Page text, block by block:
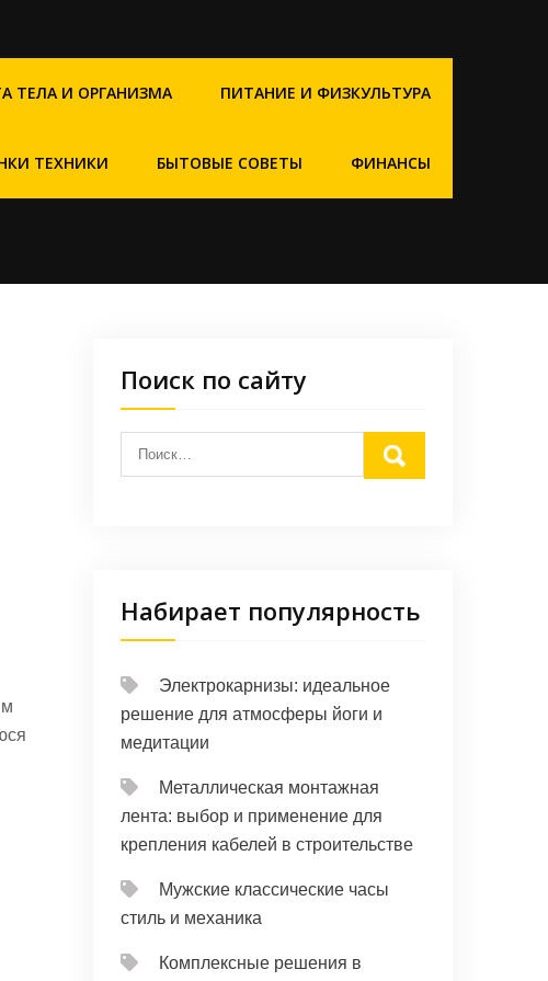
ТЕЛА И ОРГАНИЗМА ПИТАНИЕ И ФИЗКУЛЬТУРА
ТЕХНИКИ БЫТОВЫЕ СОВЕТЫ ФИНАНСЫ
Поиск по сайту
Набирает популярность
Электрокарнизы: идеальное
решение для атмосферы йоги и
медитации
Металлическая монтажная
лента: выбор и применение для
крепления кабелей в строительстве
Мужские классические часы
стиль и механика
Комплексные решения в